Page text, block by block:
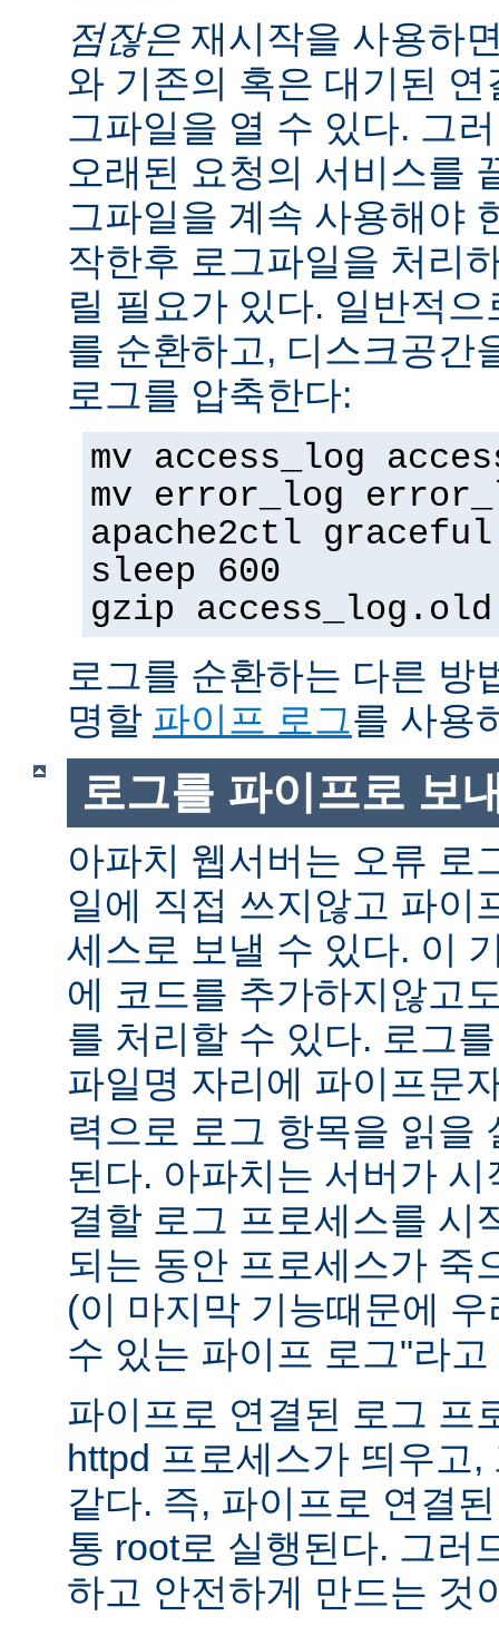
점잖은 재시작을 사용하
와 기존의 혹은 대기된
그파일을 열 수 있다. 그
오래된 요청의 서비스를
그파일을 계속 사용해야
작한후 로그파일을 처리
릴 필요가 있다. 일반적
를 순환하고, 디스크공간
로그를 압축한다:
mv access_log
mv error_log
apache2ctl graceful
sleep 600
gzip
로그를 순환하는 다른 방
명할 파이프 로그를 사용
로그를 파이프로 보
아파치 웹서버는 오류 로
일에 직접 쓰지않고 파이
세스로 보낼 수 있다. 이
에 코드를 추가하지않고
를 처리할 수 있다. 로그
파일명 자리에 파이프문
력으로 로그 항목을 읽을
된다. 아파치는 서버가
결할 로그 프로세스를 시
되는 동안 프로세스가 죽
(이 마지막 기능때문에
수 있는 파이프 로그"라
파이프로 연결된 로그 프
httpd 프로세스가 띄우고
같다. 즉, 파이프로 연결
통 root로 실행된다. 그러
하고 안전하게 만드는 것